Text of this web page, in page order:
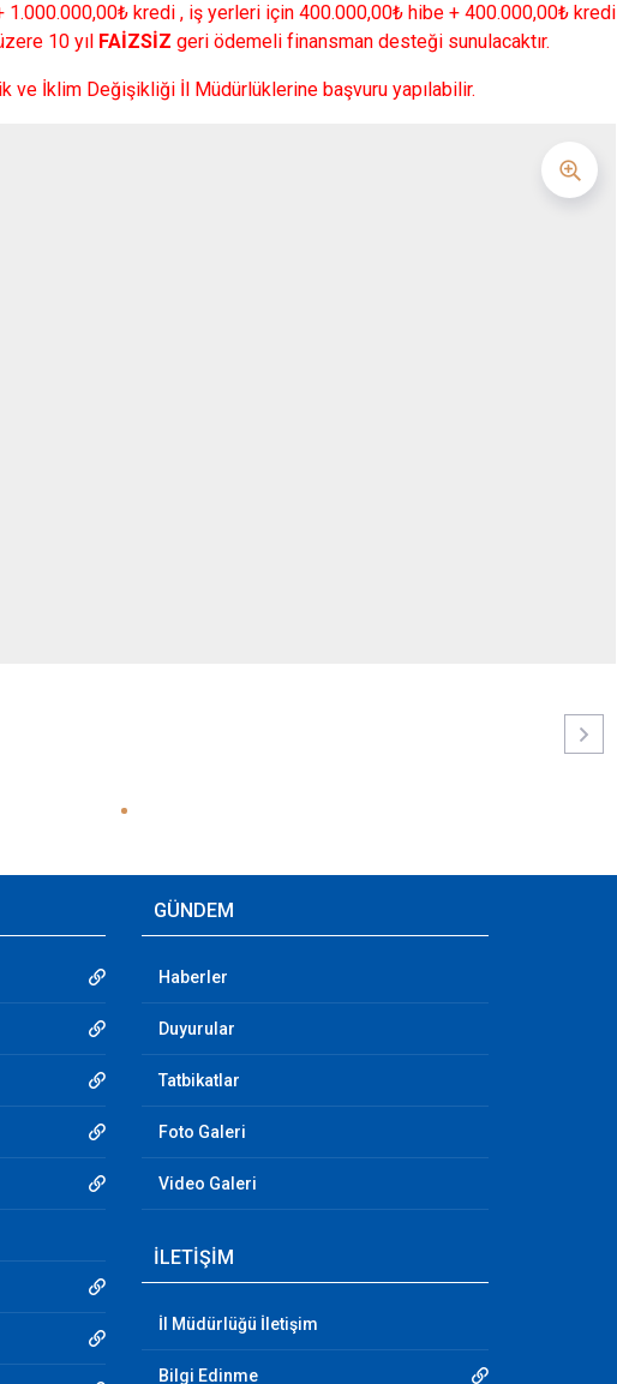
kredi , iş yerleri için 400.000,00₺ hibe + 400.000,00₺ kredi
10 yıl FAİZSİZ geri ödemeli finansman desteği sunulacaktır.
ve İklim Değişikliği İl Müdürlüklerine başvuru yapılabilir.
GÜNDEM
Haberler
Duyurular
Tatbikatlar
Foto Galeri
Video Galeri
İLETİŞİM
İl Müdürlüğü İletişim
Bilgi Edinme